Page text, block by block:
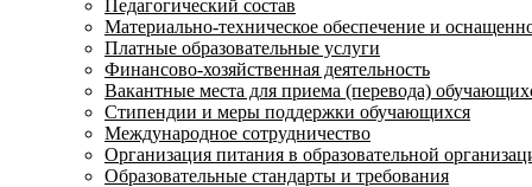
Педагогический состав
Материально-техническое обеспечение и
Платные образовательные услуги
Финансово-хозяйственная деятельность
Вакантные места для приема (перевода)
Стипендии и меры поддержки обучающихся
Международное сотрудничество
Организация питания в образовательной
Образовательные стандарты и требования